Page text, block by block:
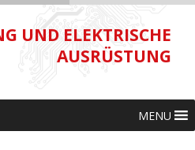
UND ELEKTRISCHE
AUSRÜSTUNG
MENU